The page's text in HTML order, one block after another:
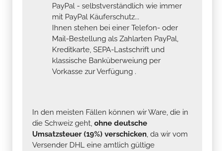
PayPal - selbstverständlich wie immer
mit PayPal Käuferschutz...
Ihnen stehen bei einer Telefon- oder
Mail-Bestellung als Zahlarten PayPal,
Kreditkarte, SEPA-Lastschrift und
klassische Banküberweiung per
Vorkasse zur Verfügung .
In den meisten Fällen können wir Ware, die in
die Schweiz geht, ohne deutsche
Umsatzsteuer (19%) verschicken, da wir vom
Versender DHL eine amtlich gültige